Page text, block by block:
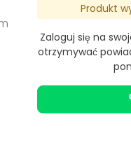
Produkt
Zaloguj się na
otrzymywać